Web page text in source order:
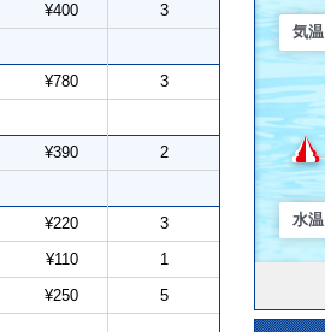
¥400 3
¥780 3
¥390 2
¥220 3
¥110 1
¥250 5
気温
水温